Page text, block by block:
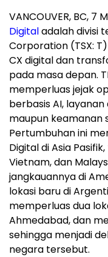
VANCOUVER, BC, 7
Digitaladalah divisi
Corporation (TSX:
CX digital dan
pada masa depan.
memperluas jejak
berbasis AI,
maupun keamanan
Pertumbuhan ini
Digital di Asia
Vietnam, dan
jangkauannya di
lokasi baru di
memperluas dua
Ahmedabad, dan
sehingga menjadi
negara tersebut.